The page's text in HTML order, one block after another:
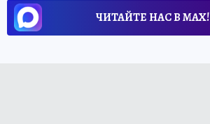
ЧИТАЙТЕ НАС В МАХ!